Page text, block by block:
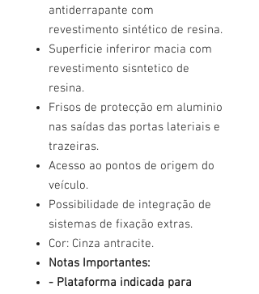
antiderrapante com
revestimento sintético de resina.
Superficie inferiror macia com
revestimento sisntetico de
resina.
Frisos de protecção em aluminio
nas saídas das portas lateriais e
trazeiras.
Acesso ao pontos de origem do
veículo.
Possibilidade de integração de
sistemas de fixação extras.
Cor: Cinza antracite.
Notas Importantes:
- Plataforma indicada para